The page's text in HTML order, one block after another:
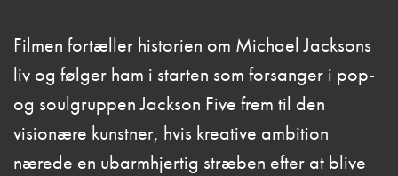
Filmen fortæller historien om Michael Jacksons
liv og følger ham i starten som forsanger i pop-
og soulgruppen Jackson Five frem til den
visionære kunstner, hvis kreative ambition
nærede en ubarmhjertig stræben efter at blive